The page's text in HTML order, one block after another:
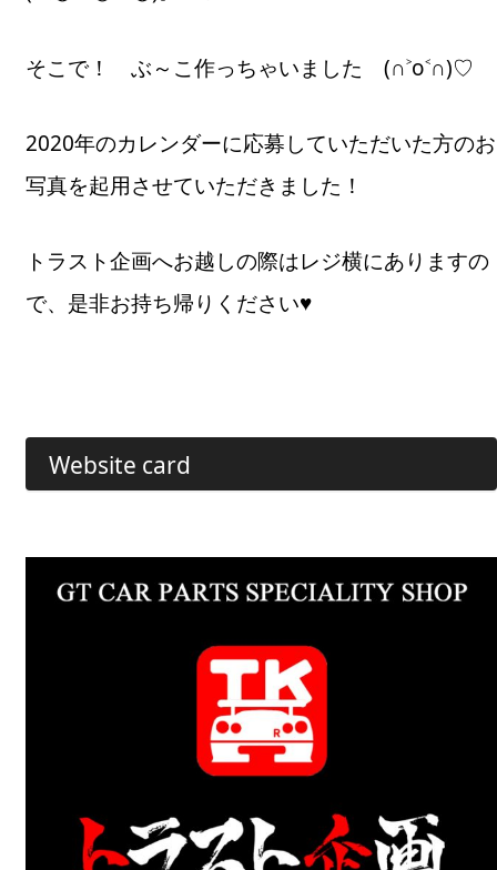
そこで！ ぶ～こ作っちゃいました (∩˃o˂∩)♡
2020年のカレンダーに応募していただいた方のお
写真を起用させていただきました！
トラスト企画へお越しの際はレジ横にありますの
で、是非お持ち帰りください♥
Website card